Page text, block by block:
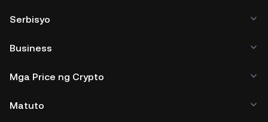
Serbisyo
Business
Mga Price ng Crypto
Matuto